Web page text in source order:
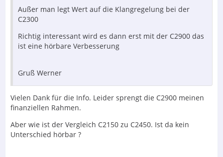
Außer man legt Wert auf die Klangregelung bei der
C2300
Richtig interessant wird es dann erst mit der C2900 das
ist eine hörbare Verbesserung
Gruß Werner
Vielen Dank für die Info. Leider sprengt die C2900 meinen
finanziellen Rahmen.
Aber wie ist der Vergleich C2150 zu C2450. Ist da kein
Unterschied hörbar ?